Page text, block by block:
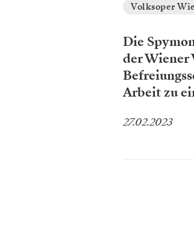
Volksoper
Die
der Wiener
Arbeit zu
27.02.2023